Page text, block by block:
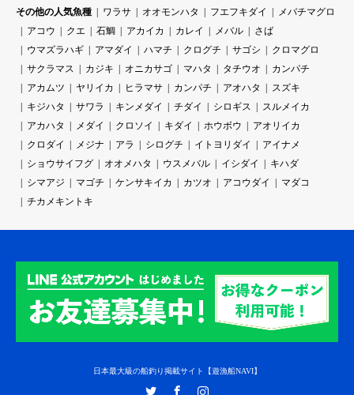
その他の人気魚種
ワラサ オオモンハタ フエフキダイ
メバチマグロ
アコウ
クエ 石鯛 アカイカ カレイ メバル
さば
ウマズラハギ
アマダイ ハマチ クログチ サゴシ
クロマグロ
サクラマス
カジキ オニカサゴ マハタ タチウオ
カンパチ
アカムツ
ヤリイカ ヒラマサ カンパチ アオハタ
スズキ
キジハタ
サワラ キンメダイ チダイ シロギス
スルメイカ
アカハタ
メダイ クロソイ キダイ ホウボウ
アオリイカ
クロダイ
メジナ アラ シログチ イトヨリダイ
アイナメ
ショウサイフグ
オオメハタ ウスメバル イシダイ
キハダ
シマアジ
マゴチ ケンサキイカ カツオ アコウダイ
マダコ
チカメキントキ
日本最大級の船釣り掲載サイト【遊漁船NAVI】